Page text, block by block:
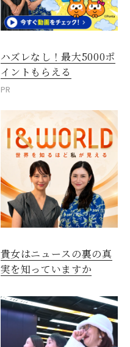
ハズレなし！最大5000ポ
イントもらえる
PR
貴女はニュースの裏の真
実を知っていますか